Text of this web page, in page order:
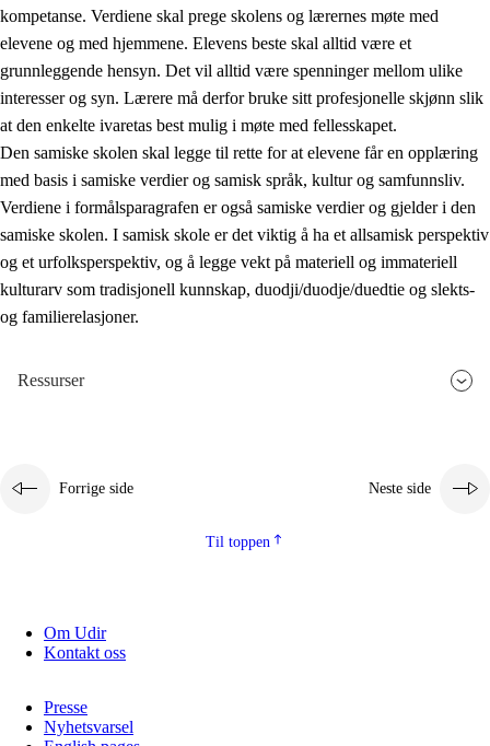
1.4 Skaperglede, engasjement og utforskertrang
1.5 Respekt for naturen og miljøbevissthet
1.6 Demokrati og medvirkning
kompetanse. Verdiene skal prege skolens og lærernes møte med
elevene og med hjemmene. Elevens beste skal alltid være et
grunnleggende hensyn. Det vil alltid være spenninger mellom ulike
interesser og syn. Lærere må derfor bruke sitt profesjonelle skjønn slik
at den enkelte ivaretas best mulig i møte med fellesskapet.
Den samiske skolen skal legge til rette for at elevene får en opplæring
med basis i samiske verdier og samisk språk, kultur og samfunnsliv.
Verdiene i formålsparagrafen er også samiske verdier og gjelder i den
samiske skolen. I samisk skole er det viktig å ha et allsamisk perspektiv
og et urfolksperspektiv, og å legge vekt på materiell og immateriell
kulturarv som tradisjonell kunnskap, duodji/duodje/duedtie og slekts-
og familierelasjoner.
Ressurser
Forrige side Neste side
Til toppen
Om Udir
Kontakt oss
Presse
Nyhetsvarsel